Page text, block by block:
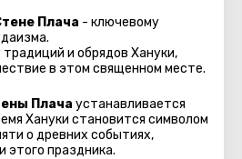
Плача - ключевому
и обрядов Хануки,
в этом священном месте.
Плача устанавливается
Хануки становится символом
о древних событиях,
этого праздника.